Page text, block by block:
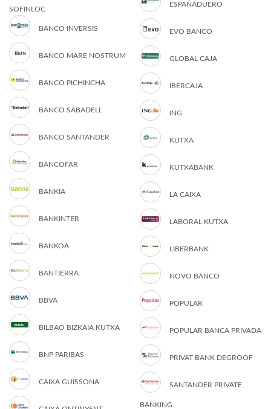
SOFINLOC
BANCO INVERSIS
BANCO MARE NOSTRUM
BANCO PICHINCHA
BANCO SABADELL
BANCO SANTANDER
BANCOFAR
BANKIA
BANKINTER
BANKOA
BANTIERRA
BBVA
BILBAO BIZKAIA KUTXA
BNP PARIBAS
CAIXA GUISSONA
ESPAÑADUERO
EVO BANCO
GLOBAL CAJA
IBERCAJA
ING
KUTXA
KUTXABANK
LA CAIXA
LABORAL KUTXA
LIBERBANK
NOVO BANCO
POPULAR
POPULAR BANCA PRIVADA
PRIVAT BANK DEGROOF
SANTANDER PRIVATE
BANKING